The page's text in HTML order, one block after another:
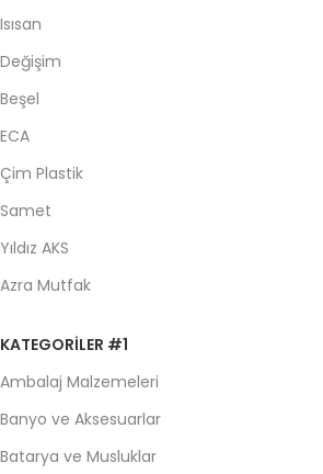
Isısan
Değişim
Beşel
ECA
Çim Plastik
Samet
Yıldız AKS
Azra Mutfak
KATEGORILER #1
Ambalaj Malzemeleri
Banyo ve Aksesuarlar
Batarya ve Musluklar